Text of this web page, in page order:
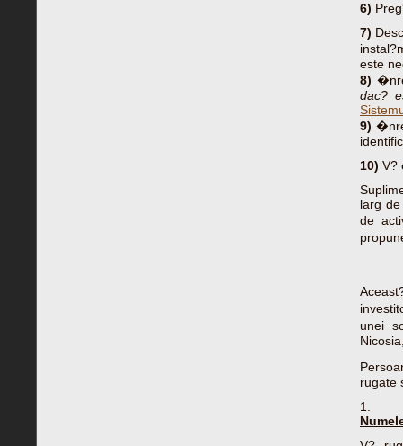
6)
7)
este
8)
dac?
9)
10) V?
larg
de
unei
rugate
1.